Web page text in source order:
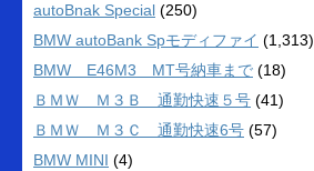
autoBnak Special (250)
BMW autoBank Spモディファイ (1,313)
BMW E46M3 MT号納車まで (18)
ＢＭＷ Ｍ３Ｂ 通勤快速５号 (41)
ＢＭＷ Ｍ３Ｃ 通勤快速6号 (57)
BMW MINI (4)